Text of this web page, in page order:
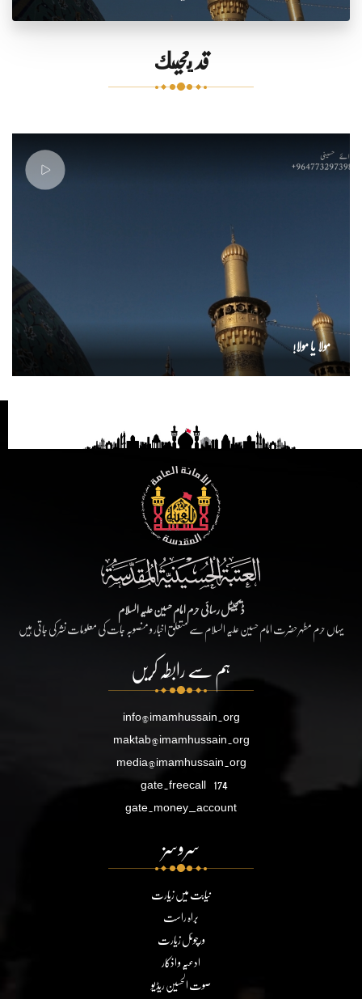
قد يعجبك
مولا یا مولا!
ڈیجیٹل رسائی حرم امام حسین علیہ السلام
یہاں حرم مطہر حضرت امام حسین علیہ السلام سے متعلق اخبار و منصوبہ جات کی معلومات نشر کی جاتی ہیں
ہم سے رابطہ کریں
info@imamhussain.org
maktab@imamhussain.org
media@imamhussain.org
gate.freecall 174
gate.money_account
سروسز
نیابت میں زیارت
براہ راست
ورچوئل زیارت
ادعیہ و اذکار
صوت الحسین ریڈیو